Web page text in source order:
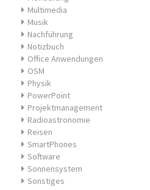
Multimedia
Musik
Nachführung
Notizbuch
Office Anwendungen
OSM
Physik
PowerPoint
Projektmanagement
Radioastronomie
Reisen
SmartPhones
Software
Sonnensystem
Sonstiges